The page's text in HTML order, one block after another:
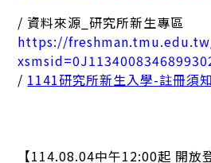
/ 資料來源_研究所新生專區
https://
/ 1141研究所新生入學-註冊須知
【114.08.04中午12:00起 開放